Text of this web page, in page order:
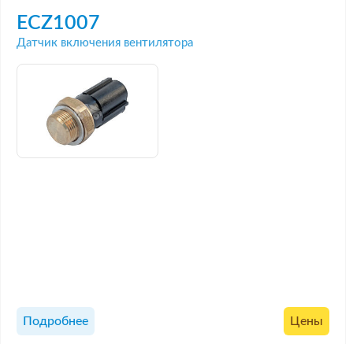
ECZ1007
Датчик включения вентилятора
Подробнее Цены